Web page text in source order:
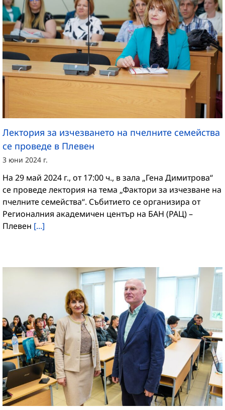
Лектория за изчезването на пчелните семейства
се проведе в Плевен
3 юни 2024 г.
На 29 май 2024 г., от 17:00 ч., в зала „Гена Димитрова“
се проведе лектория на тема „Фактори за изчезване на
пчелните семейства“. Събитието се организира от
Регионалния академичен център на БАН (РАЦ) –
Плевен [...]